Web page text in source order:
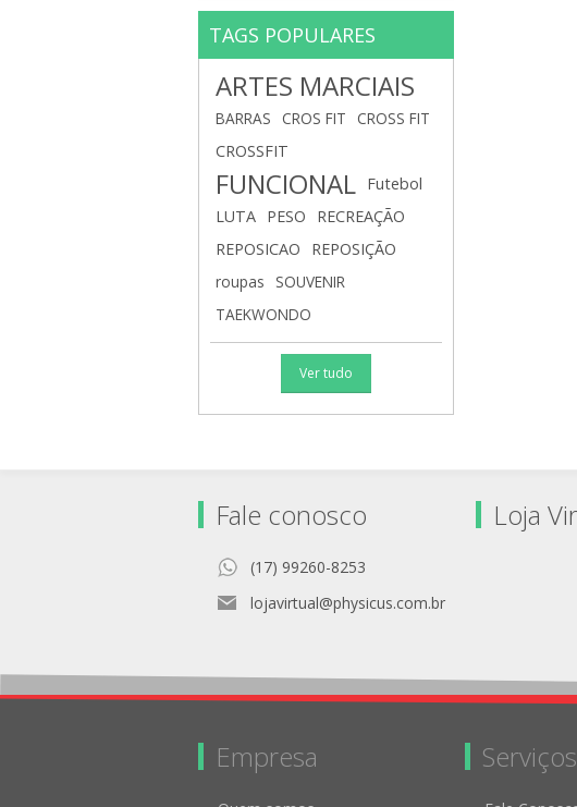
TAGS POPULARES
ARTES MARCIAIS
BARRAS CROS FIT
CROSS FIT
CROSSFIT
FUNCIONAL Futebol
LUTA PESO
RECREAÇÃO
REPOSICAO
REPOSIÇÃO
roupas
SOUVENIR
TAEKWONDO
Ver tudo
Fale conosco
(17) 99260-8253
lojavirtual@physicus.com.br
Loja
Empresa